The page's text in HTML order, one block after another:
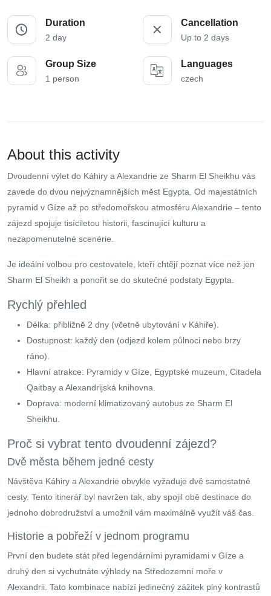
Duration
2 day
Cancellation
Up to 2 days
Group Size
1 person
Languages
czech
About this activity
Dvoudenní výlet do Káhiry a Alexandrie ze Sharm El Sheikhu vás
zavede do dvou nejvýznamnějších měst Egypta. Od majestátních
pyramid v Gíze až po středomořskou atmosféru Alexandrie – tento
zájezd spojuje tisíciletou historii, fascinující kulturu a
nezapomenutelné scenérie.
Je ideální volbou pro cestovatele, kteří chtějí poznat více než jen
Sharm El Sheikh a ponořit se do skutečné podstaty Egypta.
Rychlý přehled
Délka: přibližně 2 dny (včetně ubytování v Káhiře).
Dostupnost: každý den (odjezd kolem půlnoci nebo brzy
ráno).
Hlavní atrakce: Pyramidy v Gíze, Egyptské muzeum, Citadela
Qaitbay a Alexandrijská knihovna.
Doprava: moderní klimatizovaný autobus ze Sharm El
Sheikhu.
Proč si vybrat tento dvoudenní zájezd?
Dvě města během jedné cesty
Návštěva Káhiry a Alexandrie obvykle vyžaduje dvě samostatné
cesty. Tento itinerář byl navržen tak, aby spojil obě destinace do
jednoho dobrodružství a umožnil vám maximálně využít váš čas.
Historie a pobřeží v jednom programu
První den budete stát před legendárními pyramidami v Gíze a
druhý den si vychutnáte výhledy na Středozemní moře v
Alexandrii. Tato kombinace nabízí jedinečný zážitek plný kontrastů